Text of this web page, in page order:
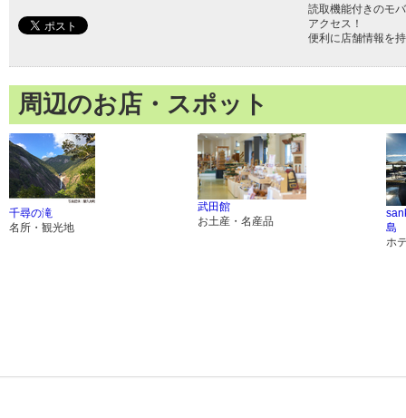
読取機能付きのモ
アクセス！
便利に店舗情報を
周辺のお店・スポット
千尋の滝
名所・観光地
武田館
お土産・名産品
島
ホ